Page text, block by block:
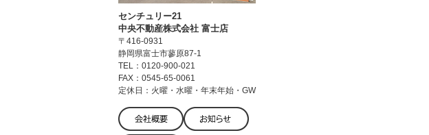
センチュリー21
中央不動産株式会社 富士店
〒416-0931
静岡県富士市蓼原87-1
TEL：0120-900-021
FAX：0545-65-0061
定休日：火曜・水曜・年末年始・GW